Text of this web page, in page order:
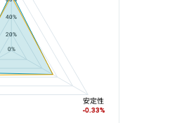
40%
20%
0%
安定性
-0.33%